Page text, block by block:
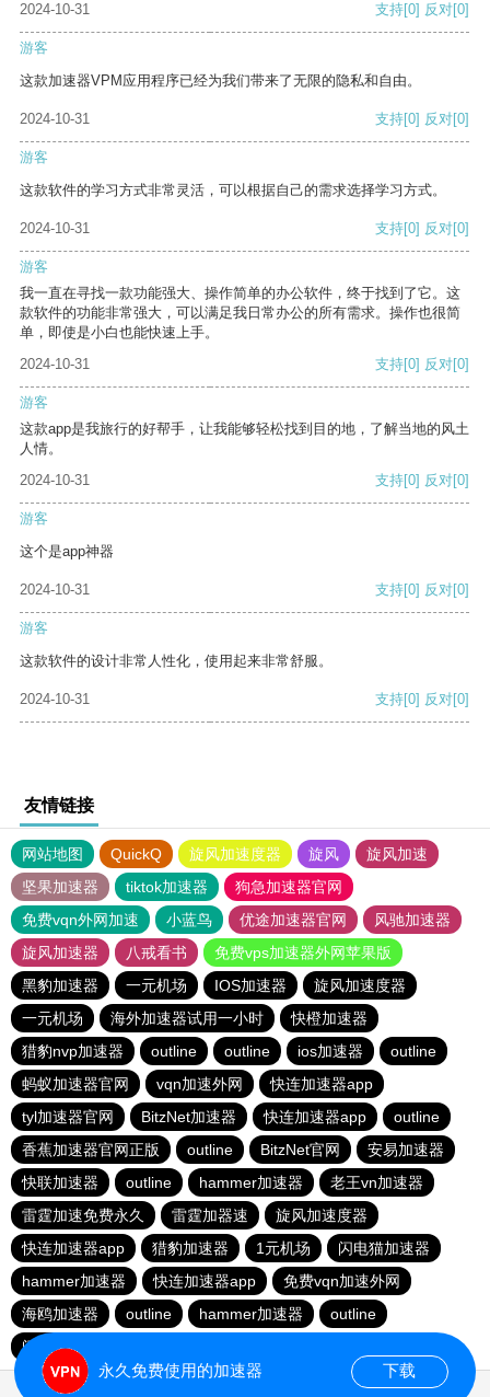
2024-10-31
支持[0] 反对[0]
游客
这款加速器VPM应用程序已经为我们带来了无限的隐私和自由。
2024-10-31 支持[0] 反对[0]
游客
这款软件的学习方式非常灵活，可以根据自己的需求选择学习方式。
2024-10-31 支持[0] 反对[0]
游客
我一直在寻找一款功能强大、操作简单的办公软件，终于找到了它。这
款软件的功能非常强大，可以满足我日常办公的所有需求。操作也很简
单，即使是小白也能快速上手。
2024-10-31
支持[0] 反对[0]
游客
这款app是我旅行的好帮手，让我能够轻松找到目的地，了解当地的风土
人情。
2024-10-31
支持[0] 反对[0]
游客
这个是app神器
2024-10-31 支持[0] 反对[0]
游客
这款软件的设计非常人性化，使用起来非常舒服。
2024-10-31 支持[0] 反对[0]
友情链接
网站地图 QuickQ 旋风加速度器 旋风
旋风加速
坚果加速器
tiktok加速器
狗急加速器官网
免费vqn外网加速
小蓝鸟 优途加速器官网
风驰加速器
旋风加速器
八戒看书
免费vps加速器外网苹果版
黑豹加速器
一元机场 IOS加速器
旋风加速度器
一元机场
海外加速器试用一小时
快橙加速器
猎豹nvp加速器
outline outline ios加速器
outline
蚂蚁加速器官网
vqn加速外网
快连加速器app
tyl加速器官网
BitzNet加速器 快连加速器app
outline
香蕉加速器官网正版
outline BitzNet官网
安易加速器
快联加速器
outline hammer加速器
老王vn加速器
雷霆加速免费永久
雷霆加器速
旋风加速度器
快连加速器app
猎豹加速器 1元机场
闪电猫加速器
hammer加速器
快连加速器app
免费vqn加速外网
海鸥加速器
outline hammer加速器
outline
闪电猫加速器
永久免费使用的加速器 下载